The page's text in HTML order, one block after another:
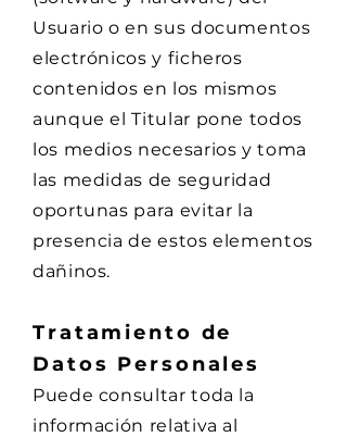
Usuario o en sus documentos
electrónicos y ficheros
contenidos en los mismos
aunque el Titular pone todos
los medios necesarios y toma
las medidas de seguridad
oportunas para evitar la
presencia de estos elementos
dañinos.
Tratamiento de
Datos Personales
Puede consultar toda la
información relativa al